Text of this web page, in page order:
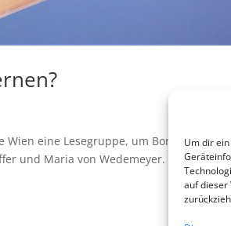
Um dir
auf dieser
eine Lesegruppe, um Bonhoeffer-
und Maria von Wedemeyer. Einfach